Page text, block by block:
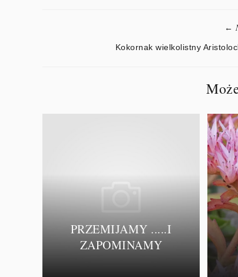
←
Kokornak wielkolistny
PRZEMIJAMY .....I
ZAPOMINAMY